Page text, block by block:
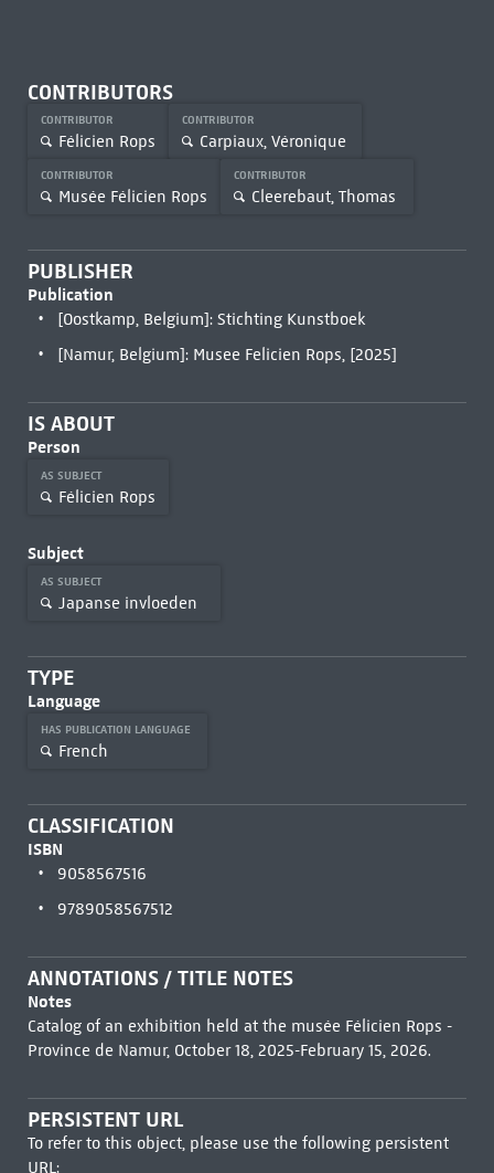
CONTRIBUTORS
CONTRIBUTOR
Félicien Rops
CONTRIBUTOR
Carpiaux, Véronique
CONTRIBUTOR
Musée Félicien Rops
CONTRIBUTOR
Cleerebaut, Thomas
PUBLISHER
Publication
[Oostkamp, Belgium]: Stichting Kunstboek
[Namur, Belgium]: Musee Felicien Rops, [2025]
IS ABOUT
Person
AS SUBJECT
Félicien Rops
Subject
AS SUBJECT
Japanse invloeden
TYPE
Language
HAS PUBLICATION LANGUAGE
French
CLASSIFICATION
ISBN
9058567516
9789058567512
ANNOTATIONS / TITLE NOTES
Notes
Catalog of an exhibition held at the musée Félicien Rops -
Province de Namur, October 18, 2025-February 15, 2026.
PERSISTENT URL
To refer to this object, please use the following persistent
URL: